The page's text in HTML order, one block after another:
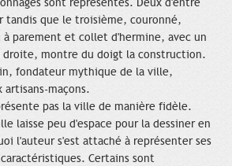
tandis que le troisième, couronné,
à parement et collet d'hermine, avec un
droite, montre du doigt la construction.
fondateur mythique de la ville,
artisans-maçons.
pas la ville de manière fidèle.
laisse peu d'espace pour la dessiner en
l'auteur s'est attaché à représenter ses
Certains sont